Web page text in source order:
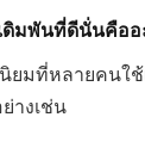
ดิมพันที่ดีนั่นคืออ
ยมที่หลายคนใ
างเช่น